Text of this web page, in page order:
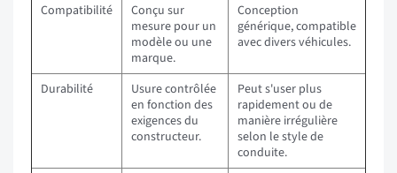
Compatibilité
Conçu sur
mesure pour un
modèle ou une
marque.
Conception
générique, compatible
avec divers véhicules.
Durabilité
Usure contrôlée
en fonction des
exigences du
constructeur.
Peut s'user plus
rapidement ou de
manière irrégulière
selon le style de
conduite.